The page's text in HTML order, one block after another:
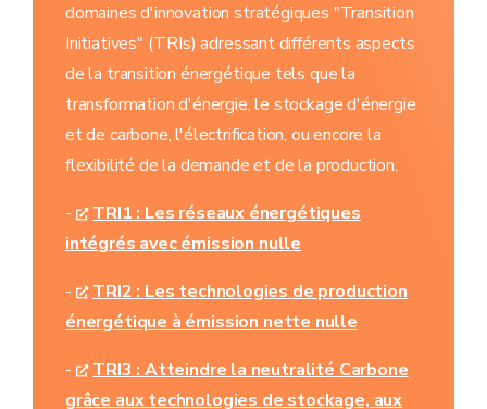
domaines d'innovation stratégiques "Transition
Initiatives" (TRIs) adressant différents aspects
de la transition énergétique tels que la
transformation d'énergie, le stockage d'énergie
et de carbone, l'électrification, ou encore la
flexibilité de la demande et de la production.
-
TRI1 : Les réseaux énergétiques
intégrés avec émission nulle
-
TRI2 : Les technologies de production
énergétique à émission nette nulle
-
TRI3 : Atteindre la neutralité Carbone
grâce aux technologies de stockage, aux